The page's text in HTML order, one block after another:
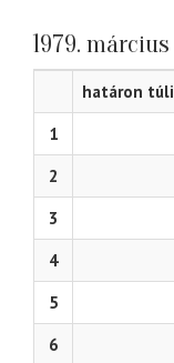
1979. március
határon túli
1
2
3
4
5
6